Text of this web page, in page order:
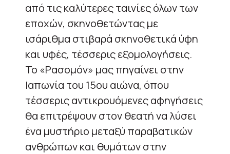
από τις καλύτερες ταινίες όλων των
εποχών, σκηνοθετώντας με
ισάριθμα στιβαρά σκηνοθετικά ύφη
και υφές, τέσσερις εξομολογήσεις.
Το «Ρασομόν» μας πηγαίνει στην
Ιαπωνία του 15ου αιώνα, όπου
τέσσερις αντικρουόμενες αφηγήσεις
θα επιτρέψουν στον θεατή να λύσει
ένα μυστήριο μεταξύ παραβατικών
ανθρώπων και θυμάτων στην